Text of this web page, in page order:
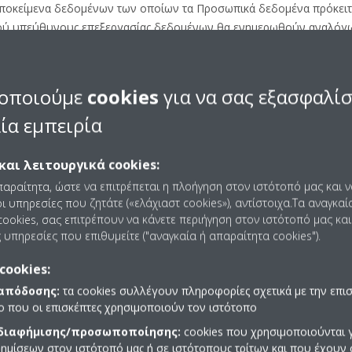
δεδομένων των οποίων τα Προσωπικά δεδομένα
υπεύθυνους επεξεργασίας δεδομένων θα ενημερωθούν
ΔΕΔΟΜΕΝΩΝ
να ενεργεί ως Εκτελών την επεξεργασία δεδομένων εξ
εκτός σύνδεσης ή ηλεκτρονικά, Προσωπικών δεδομένων που
Europe N.V. μπορούν να ενεργούν με την ιδιότητα των
με τις οδηγίες της Daikin Europe N.V., εάν έχουν συναφθεί
ΔΕΔΟΜΕΝΑ ΣΥΛΛΕΓΟΥΜΕ ΚΑΙ ΓΙΑ
η DENV-G συλλέγει, επεξεργάζεται, καταγράφει, αποθηκεύει
εκτός σύνδεσης μέσω εντύπων ή ηλεκτρονικά μέσω
άλλων: η επίσκεψη στη Διαδικτυακή τοποθεσία, η χρήση
cookies για να σας
εμπειρία
λειτουργικά cookies:
ώστε να επιτρέπεται η πλοήγηση στον ιστότοπό μας και
υπηρεσίες που ζητάτε («ελάχιαστ cookies»), αντίστοιχα.Τα
σας επιτρέπουν να κάνετε περιήγηση στον ιστότοπό μας
υπηρεσίες που επιθυμείτε ("αναγκαία ή απαραίτητα cookies").
τα cookies συλλέγουν πληροφορίες σχετικά με την
που οι επισκέπτες χρησιμοποιούν τον ιστότοπο
προσωποποίησης: cookies που χρησιμοποιούνται
στον ιστότοπό μας ή σε ιστότοπους τρίτων και που έχουν